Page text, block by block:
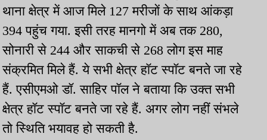
थाना क्षेत्र में आज मिले 127 मरीजों के साथ आंकड़ा
394 पहुंच गया. इसी तरह मानगो में अब तक 280,
सोनारी से 244 और साकची से 268 लोग इस माह
संक्रमित मिले हैं. ये सभी क्षेत्र हॉट स्पॉट बनते जा रहे
हैं. एसीएमओ डॉ. साहिर पॉल ने बताया कि उक्त सभी
क्षेत्र हॉट स्पॉट बनते जा रहे हैं. अगर लोग नहीं संभले
तो स्थिति भयावह हो सकती है.